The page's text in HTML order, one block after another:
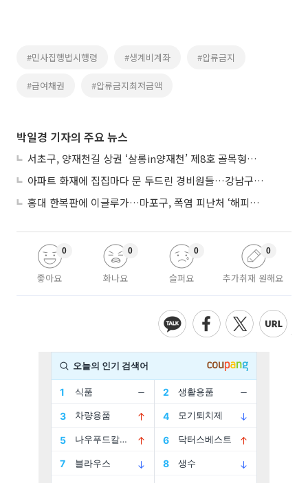
#민사집행법시행령 #생계비계좌 #압류금지
#급여채권 #압류금지최저금액
박일경 기자의 주요 뉴스
서초구, 양재천길 상권 ‘살롱in양재천’ 제8호 골목형상점가 지정
아파트 화재에 집집마다 문 두드린 경비원들…강남구 감사장 수여
홍대 한복판에 이글루가…마포구, 폭염 피난처 ‘해피소’ 운영
좋아요
0
화나요
0
슬퍼요
0
추가취재 원해요
0